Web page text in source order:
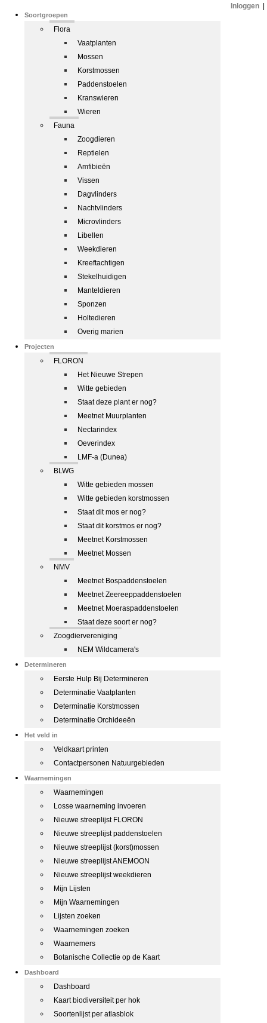
Soortgroepen
Flora
Vaatplanten
Mossen
Korstmossen
Paddenstoelen
Kranswieren
Wieren
Fauna
Zoogdieren
Reptielen
Amfibieën
Vissen
Dagvlinders
Nachtvlinders
Microvlinders
Libellen
Weekdieren
Kreeftachtigen
Stekelhuidigen
Manteldieren
Sponzen
Holtedieren
Overig marien
Projecten
FLORON
Het Nieuwe Strepen
Witte gebieden
Staat deze plant er nog?
Meetnet Muurplanten
Nectarindex
Oeverindex
LMF-a (Dunea)
BLWG
Witte gebieden mossen
Witte gebieden korstmossen
Staat dit mos er nog?
Staat dit korstmos er nog?
Meetnet Korstmossen
Meetnet Mossen
NMV
Meetnet Bospaddenstoelen
Meetnet Zeereeppaddenstoelen
Meetnet Moeraspaddenstoelen
Staat deze soort er nog?
Zoogdiervereniging
NEM Wildcamera's
Determineren
Eerste Hulp Bij Determineren
Determinatie Vaatplanten
Determinatie Korstmossen
Determinatie Orchideeën
Het veld in
Veldkaart printen
Contactpersonen Natuurgebieden
Waarnemingen
Waarnemingen
Losse waarneming invoeren
Nieuwe streeplijst FLORON
Nieuwe streeplijst paddenstoelen
Nieuwe streeplijst (korst)mossen
Nieuwe streeplijst ANEMOON
Nieuwe streeplijst weekdieren
Mijn Lijsten
Mijn Waarnemingen
Lijsten zoeken
Waarnemingen zoeken
Waarnemers
Botanische Collectie op de Kaart
Dashboard
Dashboard
Kaart biodiversiteit per hok
Soortenlijst per atlasblok
Inloggen